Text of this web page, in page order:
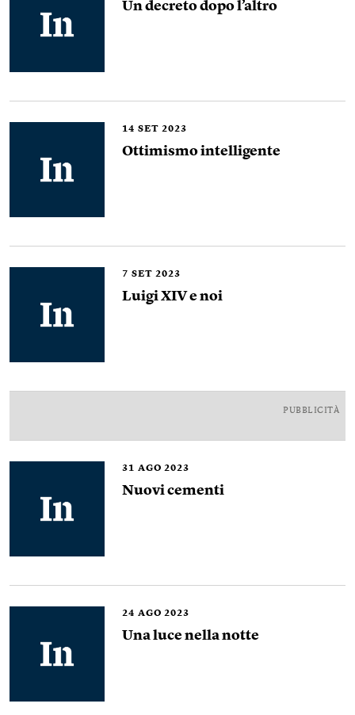
Un decreto dopo l’altro
14 SET 2023
Ottimismo intelligente
7 SET 2023
Luigi XIV e noi
PUBBLICITÀ
31 AGO 2023
Nuovi cementi
24 AGO 2023
Una luce nella notte